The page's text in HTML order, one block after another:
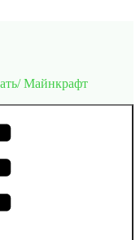
Майнкрафт